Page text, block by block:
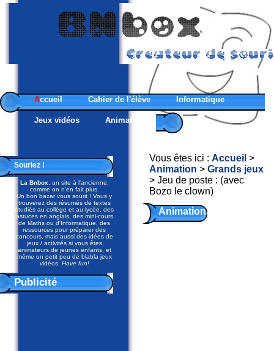
Accueil Cahier de l'élève Informatique
Jeux vidéos Animateurs
Souriez !
La Bnbox , un site à l'ancienne,
comme on n'en fait plus.
Un bon bazar vous sourit ! Vous y
trouverez des résumés de textes
étudiés au collège et au lycée, des
astuces en anglais, des mini-cours
de Maths ou d'Informatique, des
ressources pour préparer des
concours, mais aussi des idées de
jeux / activités si vous êtes
animateurs de jeunes enfants, et
même un petit peu de blabla jeux
vidéos. Have fun!
Publicité
Vous êtes ici :Accueil >
Animation >Grands jeux
> Jeu de poste : (avec
Bozo le clown)
Animation